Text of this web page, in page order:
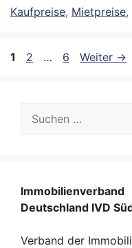
Kaufpreise, Mietpreise,
Seite
1 Seite
2 … Seite
6 Weiter →
nach:
Immobilienverband
Deutschland IVD
Verband der